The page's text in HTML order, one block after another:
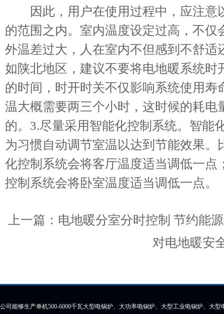
因此，用户在使用过程中，应注意
的范围之内。室内温度设定过高，不
外温差过大，人在室内不但感到不舒
如陕北地区，建议不要将电地暖系统
的时间，时开时关不仅影响系统使用
温大概需要两三个小时，这时候的耗
的。3.尽量采用智能化控制系统。智能
为习惯自动调节室温以达到节能效果
化控制系统会将客厅温度适当调低一
控制系统会将卧室温度适当调低一点。
上一篇： 电地暖分室分时控制 节约能
对电地暖安
公司能够生产单机500-6000千瓦大型电锅炉、大功率电锅炉、大型工业电锅炉、大